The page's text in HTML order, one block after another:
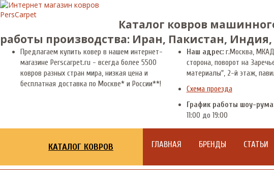
Каталог ковров
работы производства: Иран, Пакистан,
Предлагаем купить ковер в нашем интернет-
магазине Perscarpet.ru - всегда более 5500
ковров разных стран мира, низкая цена и
бесплатная доставка по Москве* и России**!
Наш адрес:г.Москва, МКАД
сторона, поворот на
материалы", 2-й этаж,
Схема проезда
График работы шоу-
11:00 до 19:00
КАТАЛОГ КОВРОВ ГЛАВНАЯ БРЕНДЫ СТАТЬИ